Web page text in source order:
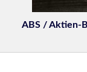
ABS / Aktien-